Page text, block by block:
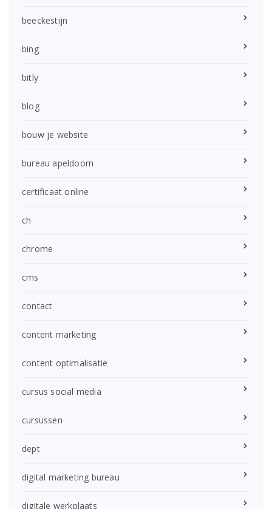
beeckestijn
bing
bitly
blog
bouw je website
bureau apeldoorn
certificaat online
ch
chrome
cms
contact
content marketing
content optimalisatie
cursus social media
cursussen
dept
digital marketing bureau
digitale werkplaats